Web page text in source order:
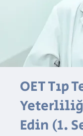
OET
Edin (1.